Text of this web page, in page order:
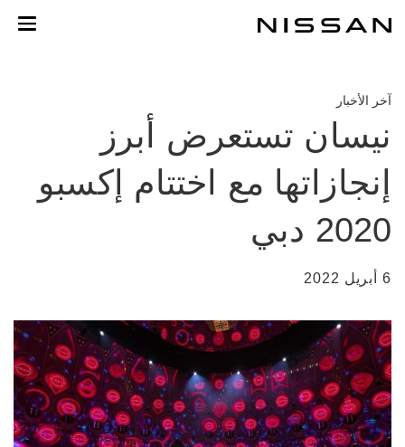
المحتوى
آخر الأخبار
نيسان تستعرض أبرز
إنجازاتها مع اختتام إكسبو
2020 دبي
6 أبريل 2022